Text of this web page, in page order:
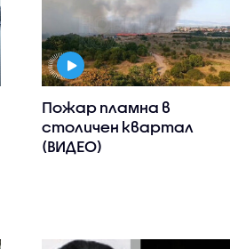
Пожар пламна в
столичен квартал
(ВИДЕО)